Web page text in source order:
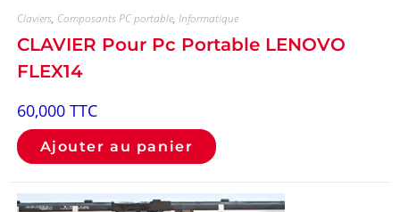
Claviers, Composants PC portable, Informatique
CLAVIER Pour Pc Portable LENOVO
FLEX14
60,000 TTC
Ajouter au panier